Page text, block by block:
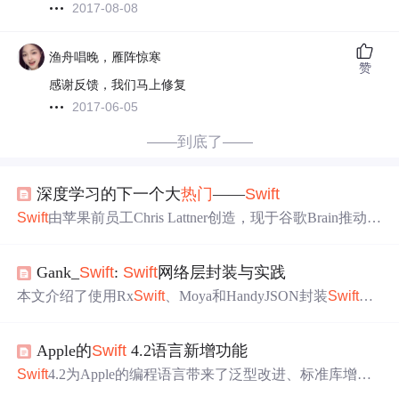
2017-08-08
渔舟唱晚，雁阵惊寒
感谢反馈，我们马上修复
2017-06-05
赞
——到底了——
深度学习的下一个大热门——Swift
Swift由苹果前员工Chris Lattner创造，现于谷歌Brain推动深
4TF)不仅是库，更是Swift语言的分支，内置自动微分等深
度学习关键功能。Swift与Python高度互操作，可导入Pytho
Gank_ Swift: Swift网络层封装与实践
本文介绍了使用RxSwift、Moya和HandyJSON封装Swift网
ON处理。还包含文件批量上传功能，以及项目
的规划与管理，如网络层、数据层和视图层的协作等。
Apple的Swift 4.2语言新增功能
Swift4.2为Apple的编程语言带来了泛型改进、标准库增